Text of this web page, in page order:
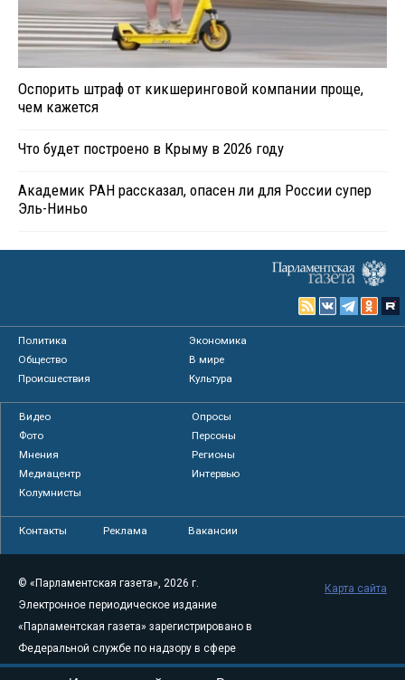
Оспорить штраф от кикшеринговой компании проще,
чем кажется
Что будет построено в Крыму в 2026 году
Академик РАН рассказал, опасен ли для России супер
Эль-Ниньо
Политика
Экономика
Общество
В мире
Происшествия
Культура
Видео
Опросы
Фото
Персоны
Мнения
Регионы
Медиацентр
Интервью
Колумнисты
Контакты Реклама Вакансии
© «Парламентская газета», 2026 г.
Электронное периодическое издание
«Парламентская газета» зарегистрировано в
Федеральной службе по надзору в сфере
связи, информационных технологий и
Карта сайта